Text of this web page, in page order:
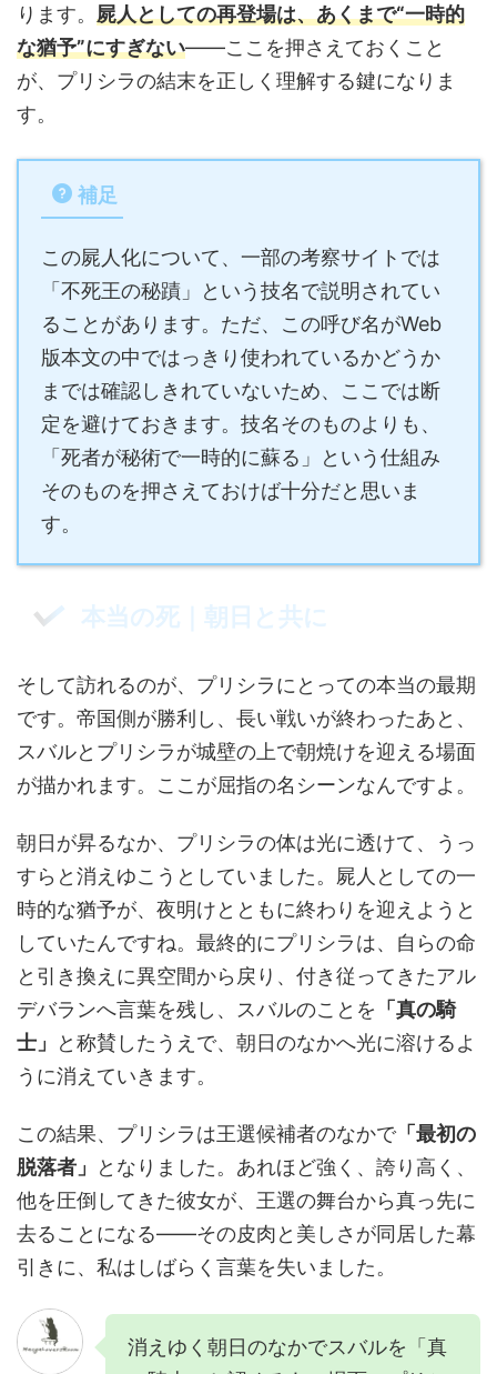
ります。 屍人としての再登場は、あくまで“一時的
な猶予”にすぎない——ここを押さえておくこと
が、プリシラの結末を正しく理解する鍵になりま
す。
補足
この屍人化について、一部の考察サイトでは
「不死王の秘蹟」という技名で説明されてい
ることがあります。ただ、この呼び名がWeb
版本文の中ではっきり使われているかどうか
までは確認しきれていないため、ここでは断
定を避けておきます。技名そのものよりも、
「死者が秘術で一時的に蘇る」という仕組み
そのものを押さえておけば十分だと思いま
す。
本当の死｜朝日と共に
そして訪れるのが、プリシラにとっての本当の最期
です。帝国側が勝利し、長い戦いが終わったあと、
スバルとプリシラが城壁の上で朝焼けを迎える場面
が描かれます。ここが屈指の名シーンなんですよ。
朝日が昇るなか、プリシラの体は光に透けて、うっ
すらと消えゆこうとしていました。屍人としての一
時的な猶予が、夜明けとともに終わりを迎えようと
していたんですね。最終的にプリシラは、自らの命
と引き換えに異空間から戻り、付き従ってきたアル
デバランへ言葉を残し、スバルのことを 「真の騎
士」
と称賛したうえで、朝日のなかへ光に溶けるよ
うに消えていきます。
この結果、プリシラは王選候補者のなかで「最初の
脱落者」
となりました。あれほど強く、誇り高く、
他を圧倒してきた彼女が、王選の舞台から真っ先に
去ることになる——その皮肉と美しさが同居した幕
引きに、私はしばらく言葉を失いました。
消えゆく朝日のなかでスバルを「真